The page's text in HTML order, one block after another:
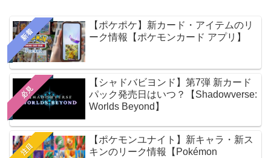
新着
【ポケポケ】新カード・アイテムのリ
ーク情報【ポケモンカード アプリ】
必見
【シャドバビヨンド】第7弾 新カード
パック発売日はいつ？【Shadowverse:
Worlds Beyond】
注目
【ポケモンユナイト】新キャラ・新ス
キンのリーク情報【Pokémon